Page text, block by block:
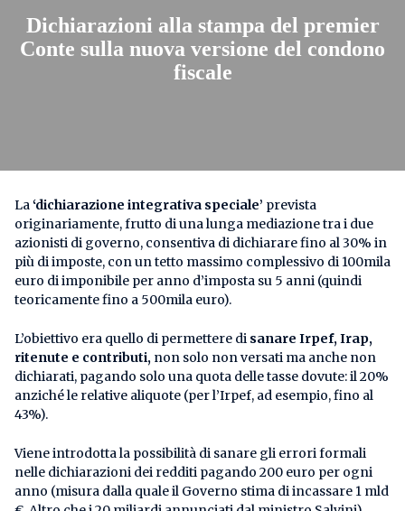
Dichiarazioni alla stampa del premier
Conte sulla nuova versione del condono
fiscale
La‘dichiarazione integrativa speciale’ prevista
originariamente, frutto di una lunga mediazione tra i due
azionisti di governo, consentiva di dichiarare fino al 30% in
più di imposte, con un tetto massimo complessivo di 100mila
euro di imponibile per anno d’imposta su 5 anni (quindi
teoricamente fino a 500mila euro).
L’obiettivo era quello di permettere di sanare Irpef, Irap,
ritenute e contributi, non solo non versati ma anche non
dichiarati, pagando solo una quota delle tasse dovute: il 20%
anziché le relative aliquote (per l’Irpef, ad esempio, fino al
43%).
Viene introdotta la possibilità di sanare gli errori formali
nelle dichiarazioni dei redditi pagando 200 euro per ogni
anno (misura dalla quale il Governo stima di incassare 1 mld